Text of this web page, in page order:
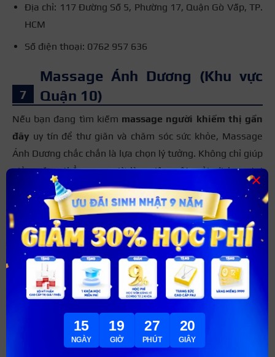
Địa chỉ: 117 Đường Số 5, Phường 17, Quận Gò Vấp, TP.
HCM
Số điện thoại: 0762 957 636
Massage Ánh Dương (Khu vực
Quận 10)
Nếu bạn đang tìm kiếm massage người khiếm thị gần
đây uy tín để thư giãn và chăm sóc sức khỏe, Massage
Ánh Dương chắc chắn là lựa chọn lý tưởng. Không chỉ giúp
giảm căng thẳng sau giờ làm việc mệt mỏi, dịch vụ tại
đây còn hỗ trợ điều trị các vấn đề cơ xương khớp như đau
mỏi cổ vai gáy, thoái hóa đốt sống, rối loạn tiền đình hay
đau thắt lưng.
Điểm đặc biệt ở Massage Ánh Dương chính là đội ngũ
nhân viên khiếm thị giàu kinh nghiệm. Dù không nhìn
thấy, nhưng họ lại có khả năng cảm nhận điểm đau cực kỳ
nhạy bén, từ đó mang đến những liệu pháp massage
15
NGÀY
19
GIỜ
27
PHÚT
18
GIÂY
×